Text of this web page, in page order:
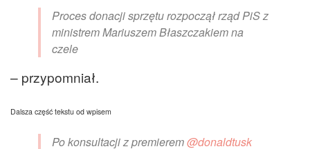
Proces donacji sprzętu rozpoczął rząd PiS z
ministrem Mariuszem Błaszczakiem na
czele
– przypomniał.
Dalsza część tekstu od wpisem
Po konsultacji z premierem@donaldtusk